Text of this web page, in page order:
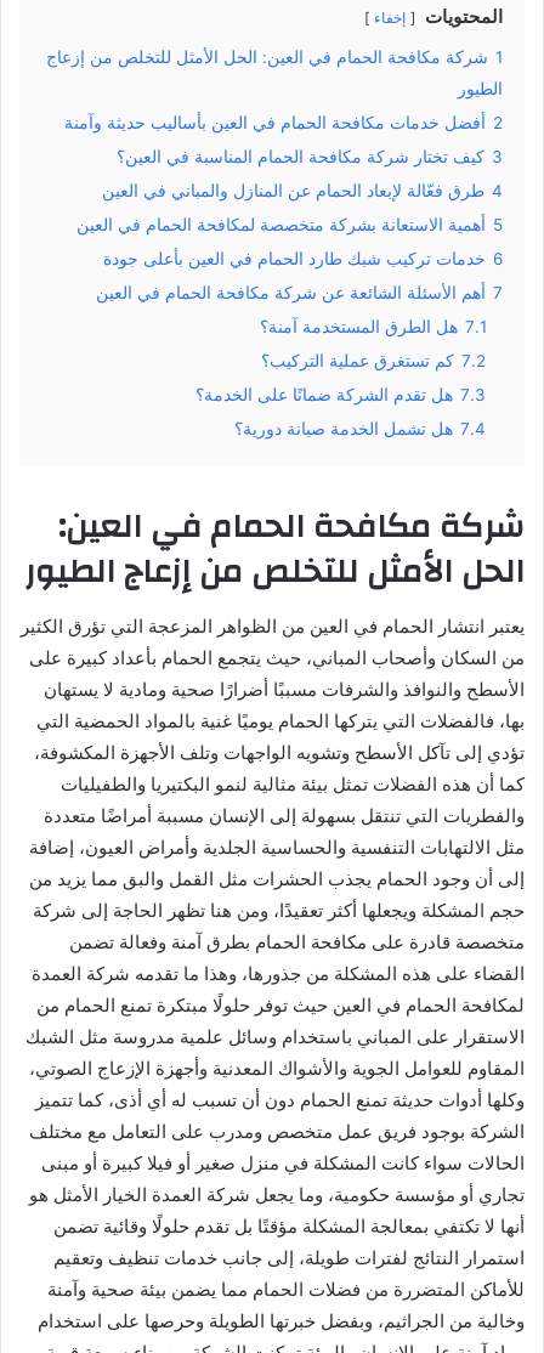
المحتويات إخفاء
1 شركة مكافحة الحمام في العين: الحل الأمثل للتخلص من إزعاج
الطيور
2 أفضل خدمات مكافحة الحمام في العين بأساليب حديثة وآمنة
3 كيف تختار شركة مكافحة الحمام المناسبة في العين؟
4 طرق فعّالة لإبعاد الحمام عن المنازل والمباني في العين
5 أهمية الاستعانة بشركة متخصصة لمكافحة الحمام في العين
6 خدمات تركيب شبك طارد الحمام في العين بأعلى جودة
7 أهم الأسئلة الشائعة عن شركة مكافحة الحمام في العين
7.1 هل الطرق المستخدمة آمنة؟
7.2 كم تستغرق عملية التركيب؟
7.3 هل تقدم الشركة ضمانًا على الخدمة؟
7.4 هل تشمل الخدمة صيانة دورية؟
شركة مكافحة الحمام في العين:
الحل الأمثل للتخلص من إزعاج الطيور
يعتبر انتشار الحمام في العين من الظواهر المزعجة التي تؤرق الكثير
من السكان وأصحاب المباني، حيث يتجمع الحمام بأعداد كبيرة على
الأسطح والنوافذ والشرفات مسببًا أضرارًا صحية ومادية لا يستهان
بها، فالفضلات التي يتركها الحمام يوميًا غنية بالمواد الحمضية التي
تؤدي إلى تآكل الأسطح وتشويه الواجهات وتلف الأجهزة المكشوفة،
كما أن هذه الفضلات تمثل بيئة مثالية لنمو البكتيريا والطفيليات
والفطريات التي تنتقل بسهولة إلى الإنسان مسببة أمراضًا متعددة
مثل الالتهابات التنفسية والحساسية الجلدية وأمراض العيون، إضافة
إلى أن وجود الحمام يجذب الحشرات مثل القمل والبق مما يزيد من
حجم المشكلة ويجعلها أكثر تعقيدًا، ومن هنا تظهر الحاجة إلى شركة
متخصصة قادرة على مكافحة الحمام بطرق آمنة وفعالة تضمن
القضاء على هذه المشكلة من جذورها، وهذا ما تقدمه شركة العمدة
لمكافحة الحمام في العين حيث توفر حلولًا مبتكرة تمنع الحمام من
الاستقرار على المباني باستخدام وسائل علمية مدروسة مثل الشبك
المقاوم للعوامل الجوية والأشواك المعدنية وأجهزة الإزعاج الصوتي،
وكلها أدوات حديثة تمنع الحمام دون أن تسبب له أي أذى، كما تتميز
الشركة بوجود فريق عمل متخصص ومدرب على التعامل مع مختلف
الحالات سواء كانت المشكلة في منزل صغير أو فيلا كبيرة أو مبنى
تجاري أو مؤسسة حكومية، وما يجعل شركة العمدة الخيار الأمثل هو
أنها لا تكتفي بمعالجة المشكلة مؤقتًا بل تقدم حلولًا وقائية تضمن
استمرار النتائج لفترات طويلة، إلى جانب خدمات تنظيف وتعقيم
للأماكن المتضررة من فضلات الحمام مما يضمن بيئة صحية وآمنة
وخالية من الجراثيم، وبفضل خبرتها الطويلة وحرصها على استخدام